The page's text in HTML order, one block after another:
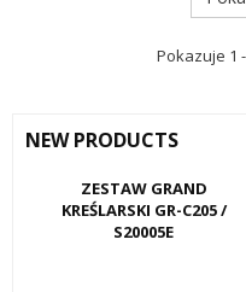
NEW PRODUCTS
ZESTAW GRAND
KREŚLARSKI GR-C205 /
S20005E
Pokazuje 1